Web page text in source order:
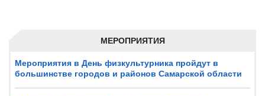
МЕРОПРИЯТИЯ
Мероприятия в День физкультурника пройдут в
большинстве городов и районов Самарской области